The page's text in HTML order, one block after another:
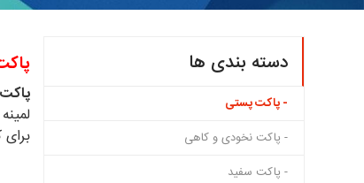
دسته بندی ها
- پاکت پستی
- پاکت نخودی و کاهی
- پاکت سفید